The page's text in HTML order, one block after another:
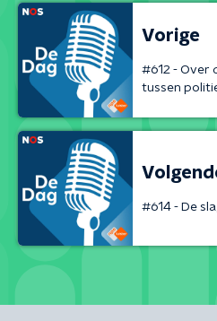
Vorige
#612 - Over
tussen
#614 - De